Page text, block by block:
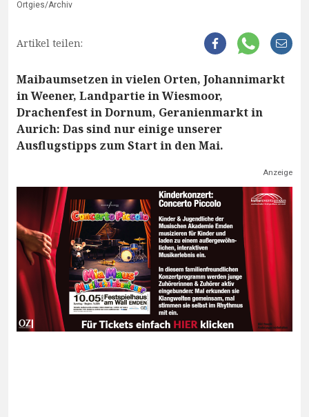
Ortgies/Archiv
Artikel teilen:
Maibaumsetzen in vielen Orten, Johannimarkt
in Weener, Landpartie in Wiesmoor,
Drachenfest in Dornum, Geranienmarkt in
Aurich: Das sind nur einige unserer
Ausflugstipps zum Start in den Mai.
Anzeige